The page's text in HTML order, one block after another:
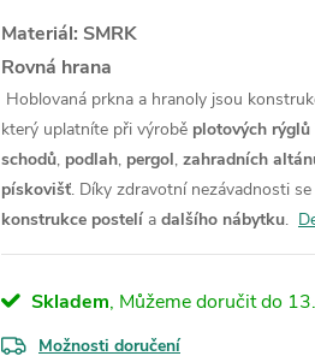
Materiál: SMRK
Rovná hrana
Hoblovaná prkna a hranoly jsou
který uplatníte při výrobě plotových rýglů
schodů, podlah, pergol, zahradních
pískovišť. Díky zdravotní nezávadnosti
konstrukce postelí a dalšího nábytku.
Skladem
Možnosti doručení